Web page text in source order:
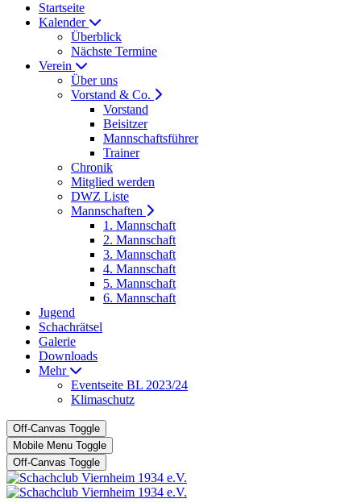
Startseite
Kalender
Überblick
Nächste Termine
Verein
Über uns
Vorstand & Co.
Vorstand
Beisitzer
Mannschaftsführer
Trainer
Chronik
Mitglied werden
DWZ Liste
Mannschaften
1. Mannschaft
2. Mannschaft
3. Mannschaft
4. Mannschaft
5. Mannschaft
6. Mannschaft
Jugend
Schachrätsel
Galerie
Downloads
Mehr
Eventseite BL 2023/24
Klimaschutz
Off-Canvas Toggle
Mobile Menu Toggle
Off-Canvas Toggle